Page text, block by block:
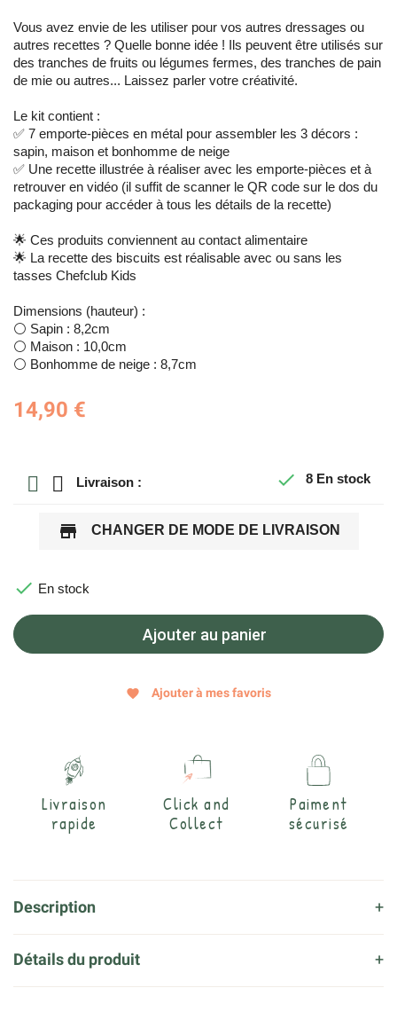
Vous avez envie de les utiliser pour vos autres dressages ou
autres recettes ? Quelle bonne idée ! Ils peuvent être utilisés sur
des tranches de fruits ou légumes fermes, des tranches de pain
de mie ou autres... Laissez parler votre créativité.
Le kit contient :
✅ 7 emporte-pièces en métal pour assembler les 3 décors :
sapin, maison et bonhomme de neige
✅ Une recette illustrée à réaliser avec les emporte-pièces et à
retrouver en vidéo (il suffit de scanner le QR code sur le dos du
packaging pour accéder à tous les détails de la recette)
🌟 Ces produits conviennent au contact alimentaire
🌟 La recette des biscuits est réalisable avec ou sans les
tasses Chefclub Kids
Dimensions (hauteur) :
⚪️ Sapin : 8,2cm
⚪️ Maison : 10,0cm
⚪️ Bonhomme de neige : 8,7cm
14,90 €
Livraison :  8 En stock
store CHANGER DE MODE DE LIVRAISON
 En stock
Ajouter au panier
favorite Ajouter à mes favoris
Livraison
rapide
Click and
Collect
Paiment
sécurisé
Description
Détails du produit